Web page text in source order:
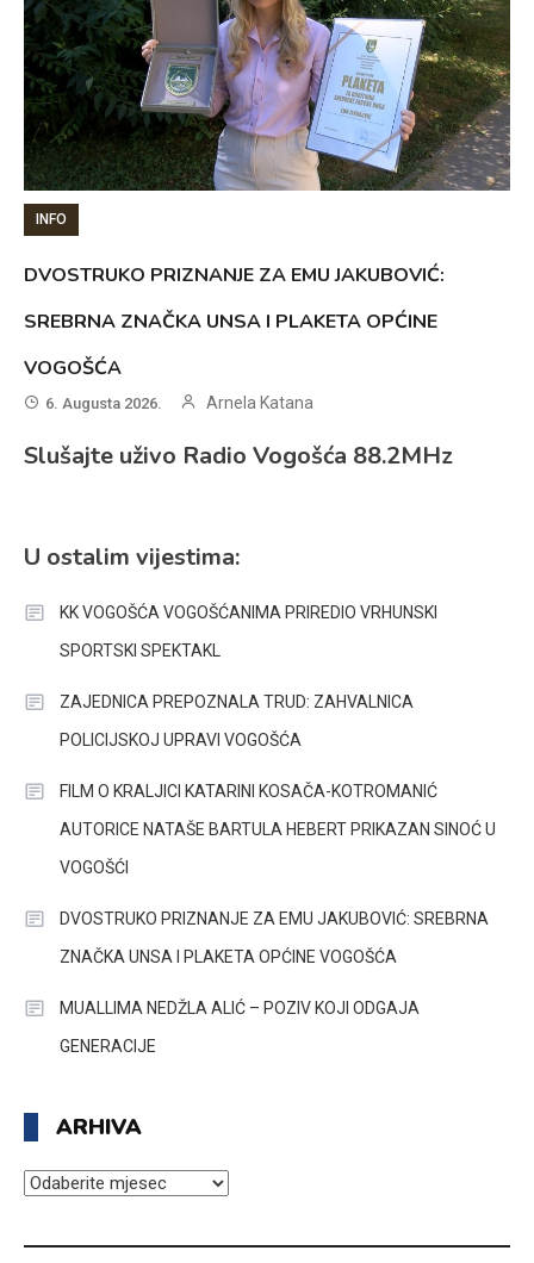
INFO
DVOSTRUKO PRIZNANJE ZA EMU JAKUBOVIĆ:
SREBRNA ZNAČKA UNSA I PLAKETA OPĆINE
VOGOŠĆA
6. Augusta 2026. Arnela Katana
Slušajte uživo Radio Vogošća 88.2MHz
U ostalim vijestima:
KK VOGOŠĆA VOGOŠĆANIMA PRIREDIO VRHUNSKI
SPORTSKI SPEKTAKL
ZAJEDNICA PREPOZNALA TRUD: ZAHVALNICA
POLICIJSKOJ UPRAVI VOGOŠĆA
FILM O KRALJICI KATARINI KOSAČA-KOTROMANIĆ
AUTORICE NATAŠE BARTULA HEBERT PRIKAZAN SINOĆ U
VOGOŠĆI
DVOSTRUKO PRIZNANJE ZA EMU JAKUBOVIĆ: SREBRNA
ZNAČKA UNSA I PLAKETA OPĆINE VOGOŠĆA
MUALLIMA NEDŽLA ALIĆ – POZIV KOJI ODGAJA
GENERACIJE
ARHIVA
ARHIVA